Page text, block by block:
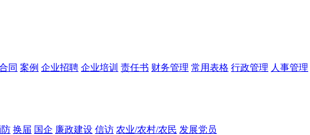
同 案例 企业招聘 企业培训 责任书 财务管理 常用表格 行政管理 人事管理
换届 国企 廉政建设 信访 农业/农村/农民 发展党员